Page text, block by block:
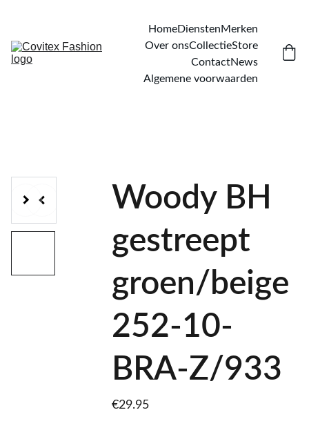
HomeDienstenMerken
Over onsCollectieStore
ContactNews
Algemene voorwaarden
Woody BH
gestreept
groen/beige
252-10-
BRA-Z/933
€29.95